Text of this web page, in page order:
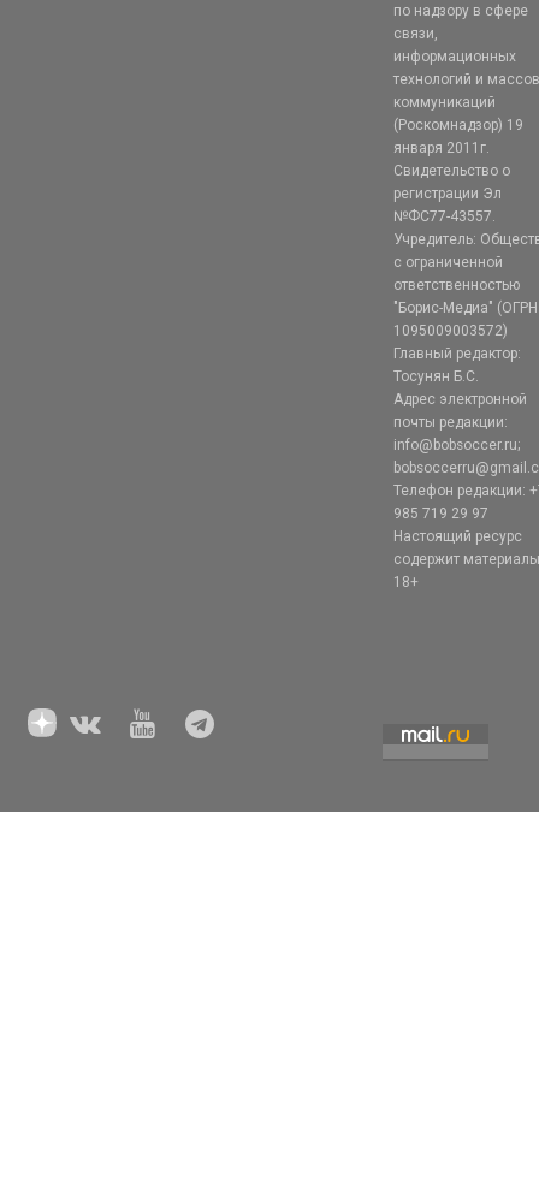
по надзору в сфере
связи,
информационных
технологий и
коммуникаций
(Роскомнадзор) 19
января 2011г.
Свидетельство о
регистрации Эл
№ФС77-43557.
Учредитель:
с ограниченной
ответственностью
"Борис-Медиа" (ОГРН
1095009003572)
Главный редактор:
Тосунян Б.С.
Адрес электронной
почты редакции:
info@bobsoccer.ru;
Телефон редакции:
985 719 29 97
Настоящий ресурс
содержит
18+